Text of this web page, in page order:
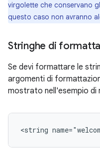
virgolette che conservano
questo caso non avranno
Stringhe di
Se devi formattare le
argomenti di
mostrato nell'esempio di
<string